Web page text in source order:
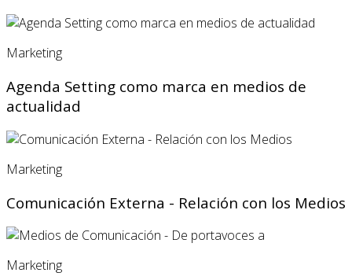
Marketing
Agenda Setting como marca en medios de
actualidad
Marketing
Comunicación Externa - Relación con los Medios
Marketing